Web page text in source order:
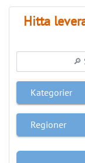
Hitta
Kategorier
Regioner